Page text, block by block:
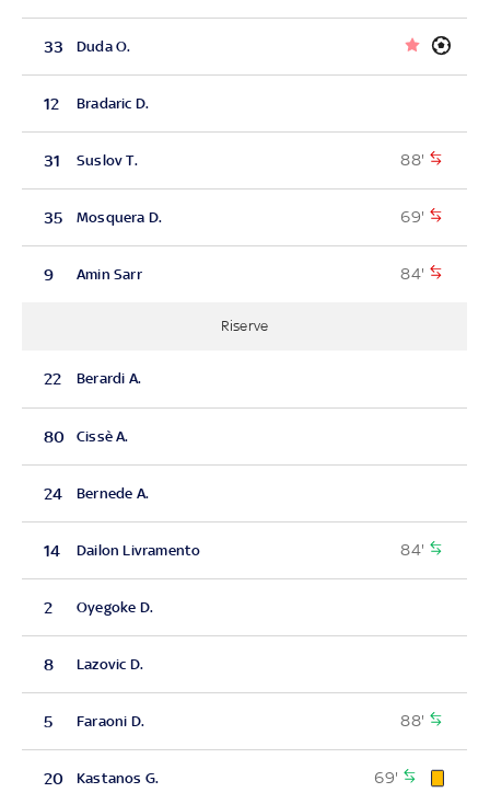
33 Duda O.
12 Bradaric D.
31 Suslov T. 88'
35 Mosquera D. 69'
9 Amin Sarr 84'
Riserve
22 Berardi A.
80 Cissè A.
24 Bernede A.
14 Dailon Livramento 84'
2 Oyegoke D.
8 Lazovic D.
5 Faraoni D. 88'
20 Kastanos G. 69'